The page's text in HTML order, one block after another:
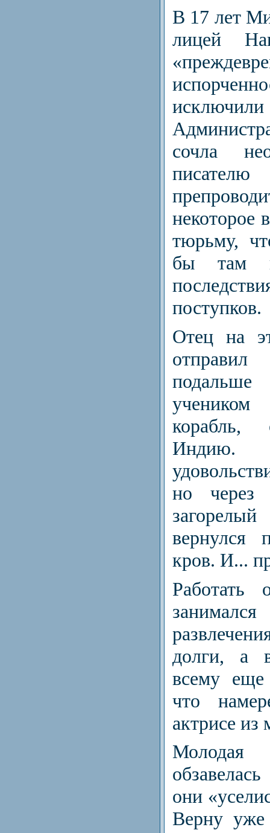
В 17 лет
лицей
сочла
некоторое
тюрьму,
бы там
поступков.
Отец на
корабль,
но через
вернулся
кров. И...
долги, а
всему
что
актрисе из
они
Верну уже